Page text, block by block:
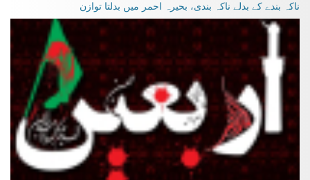
ناکہ بندے کے بدلے ناکہ بندی، بحیرہ احمر میں بدلتا توازن